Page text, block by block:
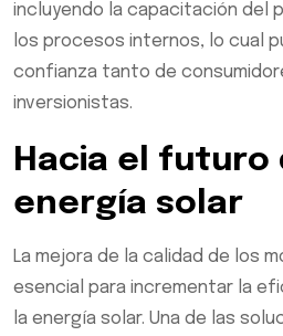
incluyendo la capacitación del
los procesos internos, lo cual
confianza tanto de
inversionistas.
Hacia el futuro
energía solar
La mejora de la calidad de los
esencial para incrementar la
la energía solar. Una de las